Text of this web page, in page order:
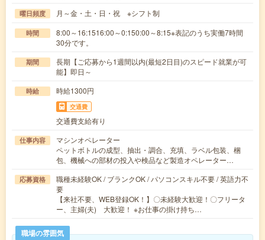
曜日頻度 月～金・土・日・祝 ※シフト制
時間
8:00～16:1516:00～0:150:00～8:15※表記のうち実働7時間
30分です。
期間
長期【ご応募から1週間以内(最短2日目)のスピード就業が可
能】即日～
時給 時給1300円
交通費
交通費支給有り
仕事内容
マシンオペレーター
ペットボトルの成型、抽出・調合、充填、ラベル包装、梱
包、機械への部材の投入や検品など製造オペレーター…
応募資格
職種未経験OK / ブランクOK / パソコンスキル不要 / 英語力不
要
【来社不要、WEB登録OK！】〇未経験大歓迎！〇フリータ
ー、主婦(夫) 大歓迎！ ※お仕事の掛け持ち…
職場の雰囲気